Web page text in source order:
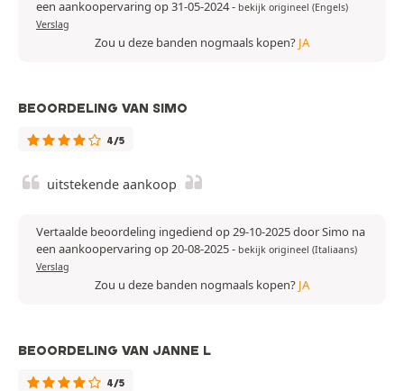
een aankoopervaring op 31-05-2024- bekijk origineel (Engels)
Verslag
Zou u deze banden nogmaals kopen? JA
BEOORDELING VAN SIMO
4/5
uitstekende aankoop
Vertaalde beoordeling ingediend op 29-10-2025 door Simo na
een aankoopervaring op 20-08-2025- bekijk origineel (Italiaans)
Verslag
Zou u deze banden nogmaals kopen? JA
BEOORDELING VAN JANNE L
4/5